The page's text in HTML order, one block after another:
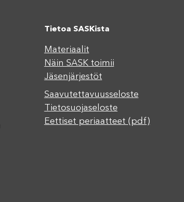
Tietoa SASKista
Materiaalit
Näin SASK toimii
Jäsenjärjestöt
Saavutettavuusseloste
Tietosuojaseloste
Eettiset periaatteet (pdf)